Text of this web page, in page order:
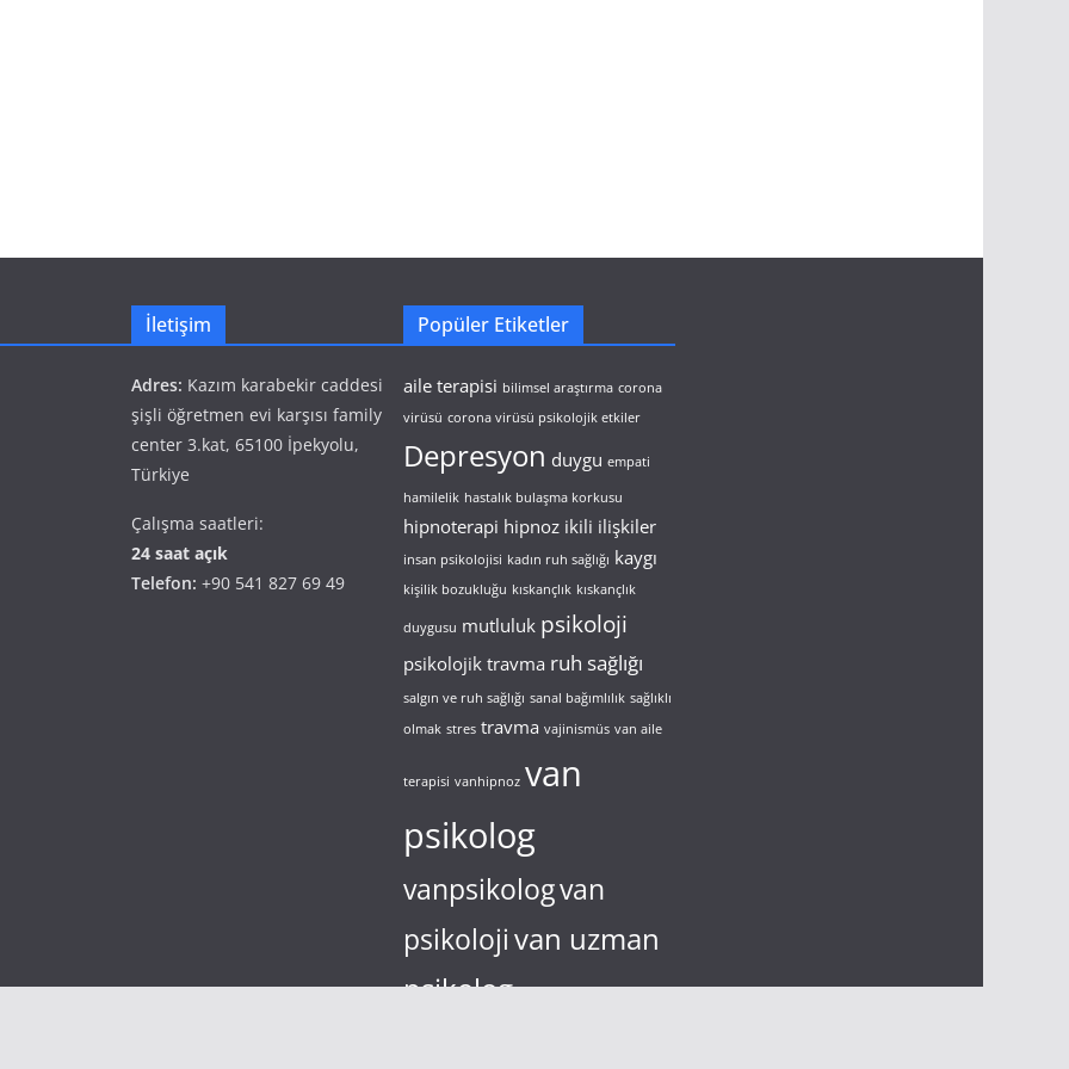
İletişim
Adres: Kazım karabekir caddesi
şişli öğretmen evi karşısı family
center 3.kat, 65100 İpekyolu,
Türkiye
Çalışma saatleri:
24 saat açık
Telefon: +90 541 827 69 49
Popüler Etiketler
aile terapisi bilimsel araştırma corona
virüsü corona virüsü psikolojik etkiler
Depresyon duygu empati
hamilelik hastalık bulaşma korkusu
hipnoterapi hipnoz ikili ilişkiler
insan psikolojisi kadın ruh sağlığı kaygı
kişilik bozukluğu kıskançlık kıskançlık
duygusu mutluluk psikoloji
psikolojik travma ruh sağlığı
salgın ve ruh sağlığı sanal bağımlılık sağlıklı
olmak stres travma vajinismüs van aile
terapisi vanhipnoz van
psikolog
vanpsikologvan
psikolojivan uzman
psikolog